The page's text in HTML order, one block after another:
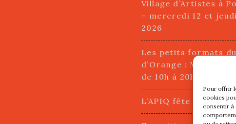
Pour offrir
cookies
consentir à
Village d’Artistes à
– mercredi 12 et
2026
Les petits formats
d’Orange : Mercredi
de 10h à 20h
L’APIQ fête ses 10